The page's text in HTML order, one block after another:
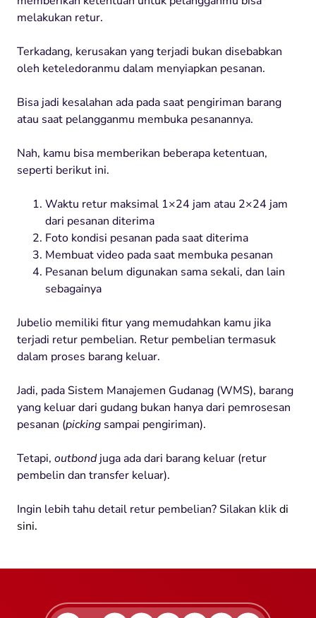
melakukan retur.
Terkadang, kerusakan yang terjadi bukan disebabkan
oleh keteledoranmu dalam menyiapkan pesanan.
Bisa jadi kesalahan ada pada saat pengiriman barang
atau saat pelangganmu membuka pesanannya.
Nah, kamu bisa memberikan beberapa ketentuan,
seperti berikut ini.
Waktu retur maksimal 1×24 jam atau 2×24 jam
dari pesanan diterima
Foto kondisi pesanan pada saat diterima
Membuat video pada saat membuka pesanan
Pesanan belum digunakan sama sekali, dan lain
sebagainya
Jubelio memiliki fitur yang memudahkan kamu jika
terjadi retur pembelian. Retur pembelian termasuk
dalam proses barang keluar.
Jadi, pada Sistem Manajemen Gudanag (WMS), barang
yang keluar dari gudang bukan hanya dari pemrosesan
pesanan (picking sampai pengiriman).
Tetapi, outbondjuga ada dari barang keluar (retur
pembelin dan transfer keluar).
Ingin lebih tahu detail retur pembelian? Silakan klikdi
sini.